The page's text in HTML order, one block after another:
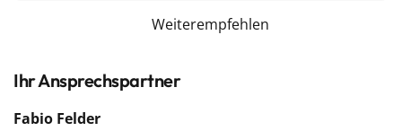
Weiterempfehlen
Ihr Ansprechspartner
Fabio Felder